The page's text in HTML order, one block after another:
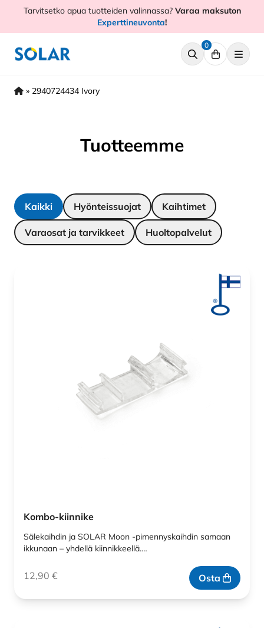
HyppääTarvitsetko apua tuotteiden valinnassa?Varaa maksuton
Experttineuvonta!
0
» 2940724434 Ivory
Tuotteemme
Kaikki Hyönteissuojat Kaihtimet
Varaosat ja tarvikkeet Huoltopalvelut
Kombo-kiinnike
Sälekaihdin ja SOLAR Moon -pimennyskaihdin samaan
ikkunaan – yhdellä kiinnikkeellä.…
12,90 € Osta